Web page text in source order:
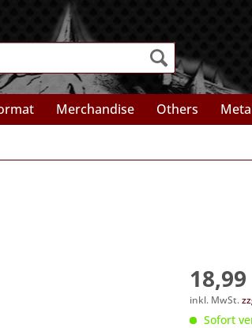
Merchandise Others
inkl. MwSt.
Sofort